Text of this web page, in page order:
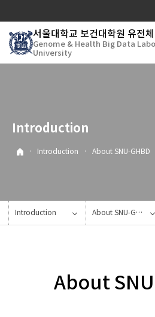
로
메
서울대학교 보건대학원 유전
Genome & Health Big Data
University
Introduction
· Introduction · About SNU-GHBD
Introduction About SNU-GHBD
About